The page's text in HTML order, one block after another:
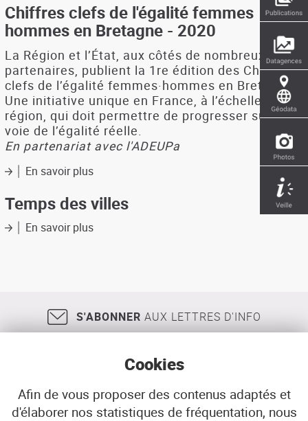
Chiffres clefs de l'égalité femmes
hommes en Bretagne - 2020
La Région et l’État, aux côtés de nombreux
partenaires, publient la 1re édition des Chiffres
clefs de l’égalité femmes·hommes en Bretagne.
Une initiative unique en France, à l’échelle d’une
région, qui doit permettre de progresser sur la
voie de l’égalité réelle.
En partenariat avec l'ADEUPa
En savoir plussur
clefs
de
l'égalité
Temps des villes
En savoir plussur
S'ABONNER AUX LETTRES D'INFO
Cookies
Afin de vous proposer des contenus adaptés et
d'élaborer nos statistiques de fréquentation, nous